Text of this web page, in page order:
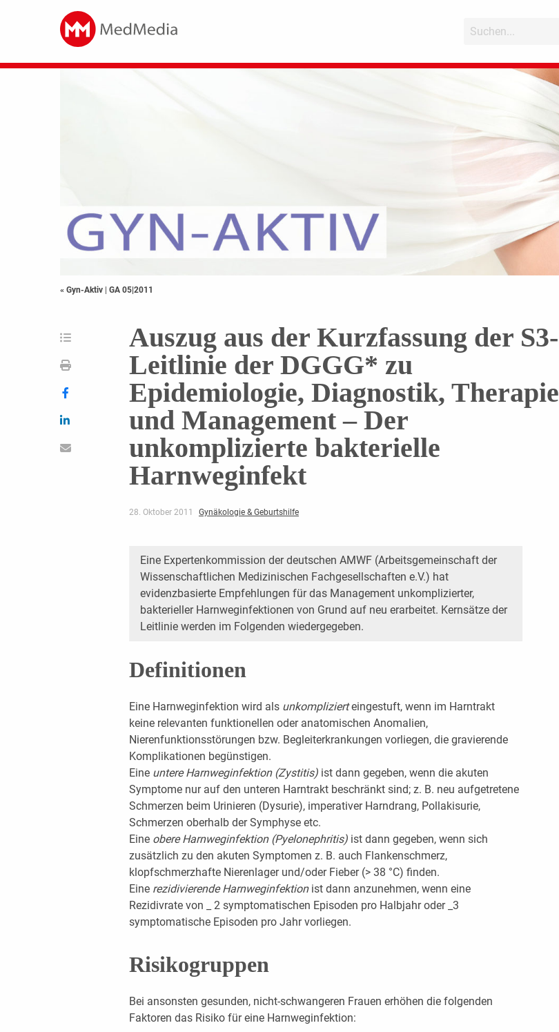
« Gyn-Aktiv | GA 05|2011
Auszug aus der Kurzfassung der S3-
Leitlinie der DGGG* zu
Epidemiologie, Diagnostik, Therapie
und Management – Der
unkomplizierte bakterielle
Harnweginfekt
28. Oktober 2011 Gynäkologie & Geburtshilfe
Eine Expertenkommission der deutschen AMWF (Arbeitsgemeinschaft der
Wissenschaftlichen Medizinischen Fachgesellschaften e.V.) hat
evidenzbasierte Empfehlungen für das Management unkomplizierter,
bakterieller Harnweginfektionen von Grund auf neu erarbeitet. Kernsätze der
Leitlinie werden im Folgenden wiedergegeben.
Definitionen
Eine Harnweginfektion wird als unkomplizierteingestuft, wenn im Harntrakt
keine relevanten funktionellen oder anatomischen Anomalien,
Nierenfunktionsstörungen bzw. Begleiterkrankungen vorliegen, die gravierende
Komplikationen begünstigen.
Eine untere Harnweginfektion (Zystitis) ist dann gegeben, wenn die akuten
Symptome nur auf den unteren Harntrakt beschränkt sind; z. B. neu aufgetretene
Schmerzen beim Urinieren (Dysurie), imperativer Harndrang, Pollakisurie,
Schmerzen oberhalb der Symphyse etc.
Eine obere Harnweginfektion (Pyelonephritis) ist dann gegeben, wenn sich
zusätzlich zu den akuten Symptomen z. B. auch Flankenschmerz,
klopfschmerzhafte Nierenlager und/oder Fieber (> 38 °C) finden.
Eine rezidivierende Harnweginfektion ist dann anzunehmen, wenn eine
Rezidivrate von _ 2 symptomatischen Episoden pro Halbjahr oder _3
symptomatische Episoden pro Jahr vorliegen.
Risikogruppen
Bei ansonsten gesunden, nicht-schwangeren Frauen erhöhen die folgenden
Faktoren das Risiko für eine Harnweginfektion: